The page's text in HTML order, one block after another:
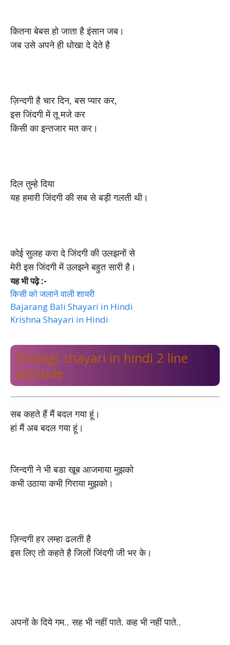
कितना बेबस हो जाता है इंसान जब।
जब उसे अपने ही धोखा दे देते है
ज़िन्दगी है चार दिन, बस प्यार कर,
इस जिंदगी में तू मजे कर
किसी का इन्तजार मत कर।
दिल तुम्हे दिया
यह हमारी जिंदगी की सब से बड़ी गलती थी।
कोई सुलह करा दे जिंदगी की उलझनों से
मेरी इस जिंदगी में उलझने बहुत सारी है।
यह भी पढ़े :-
किसी को जलाने वाली शायरी
Bajarang Bali Shayari in Hindi
Krishna Shayari in Hindi
Zindagi shayari in hindi 2 line
attitude
सब कहते हैं मैं बदल गया हूं।
हां मैं अब बदल गया हूं।
जिन्दगी ने भी बडा खूब आजमाया मुझको
कभी उठाया कभी गिराया मुझको।
ज़िन्दगी हर लम्हा ढलती है
इस लिए तो कहते है जिलों जिंदगी जी भर के।
अपनों के दिये गम.. सह भी नहीं पाते. कह भी नहीं पाते..